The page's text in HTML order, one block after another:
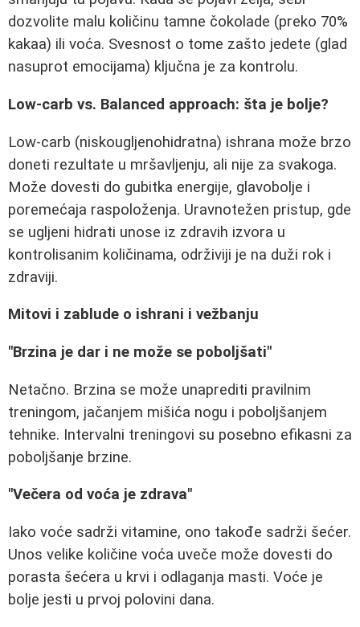
dozvolite malu količinu tamne čokolade (preko 70%
kakaa) ili voća. Svesnost o tome zašto jedete (glad
nasuprot emocijama) ključna je za kontrolu.
Low-carb vs. Balanced approach: šta je bolje?
Low-carb (niskougljenohidratna) ishrana može brzo
doneti rezultate u mršavljenju, ali nije za svakoga.
Može dovesti do gubitka energije, glavobolje i
poremećaja raspoloženja. Uravnotežen pristup, gde
se ugljeni hidrati unose iz zdravih izvora u
kontrolisanim količinama, održiviji je na duži rok i
zdraviji.
Mitovi i zablude o ishrani i vežbanju
"Brzina je dar i ne može se poboljšati"
Netačno. Brzina se može unaprediti pravilnim
treningom, jačanjem mišića nogu i poboljšanjem
tehnike. Intervalni treningovi su posebno efikasni za
poboljšanje brzine.
"Večera od voća je zdrava"
Iako voće sadrži vitamine, ono takođe sadrži šećer.
Unos velike količine voća uveče može dovesti do
porasta šećera u krvi i odlaganja masti. Voće je
bolje jesti u prvoj polovini dana.